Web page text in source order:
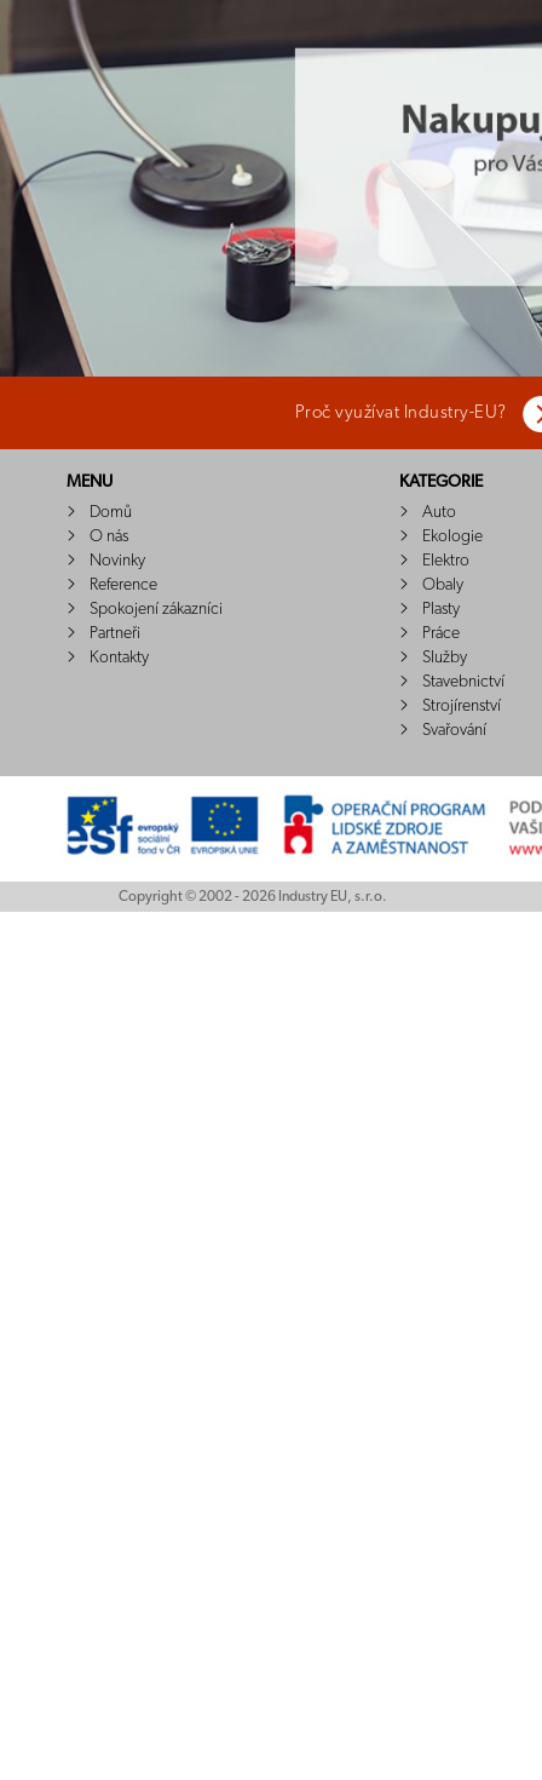
Proč využívat Industry-EU?
MENU
Domů
O nás
Novinky
Reference
Spokojení zákazníci
Partneři
Kontakty
KATEGORIE
Auto
Ekologie
Elektro
Obaly
Plasty
Práce
Služby
Stavebnictví
Strojírenství
Svařování
Copyright © 2002 - 2026 Industry EU, s.r.o.